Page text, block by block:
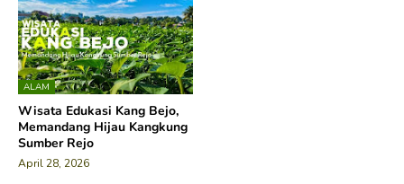
ALAM
Wisata Edukasi Kang Bejo,
Memandang Hijau Kangkung
Sumber Rejo
April 28, 2026